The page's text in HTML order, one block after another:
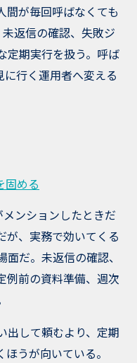
間が毎回呼ばなくても
返信の確認、失敗ジ
定期実行を扱う。呼ば
行く運用者へ変える
固める
ンションしたときだ
が、実務で効いてくる
だ。未返信の確認、
例前の資料準備、週次
出して頼むより、定期
うが向いている。